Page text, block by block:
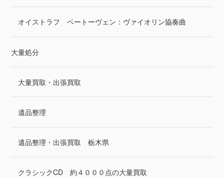
オイストラフ ベートーヴェン：ヴァイオリン協奏曲
大量処分
大量買取・出張買取
遺品整理
遺品整理・出張買取 栃木県
クラシックCD 約４０００点の大量買取